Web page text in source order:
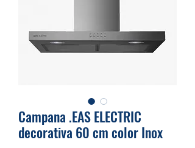
Campana .EAS ELECTRIC
decorativa 60 cm color Inox